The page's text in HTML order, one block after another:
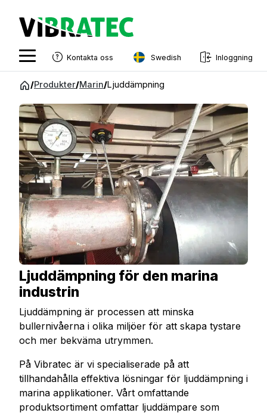
Hoppa
innehåll
Kontakta oss Swedish
Norwegian
French
Estonian
Finnish
Danish
Inloggning
/Produkter/Marin/Ljuddämpning
Ljuddämpning för den marina
industrin
Ljuddämpning är processen att minska
bullernivåerna i olika miljöer för att skapa tystare
och mer bekväma utrymmen.
På Vibratec är vi specialiserade på att
tillhandahålla effektiva lösningar för ljuddämpning i
marina applikationer. Vårt omfattande
produktsortiment omfattar ljuddämpare som